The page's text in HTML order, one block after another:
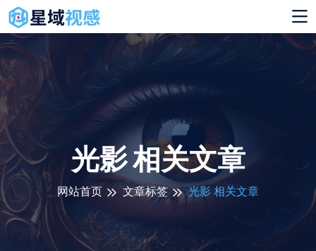
光影 相关文章
网站首页 文章标签 光影 相关文章